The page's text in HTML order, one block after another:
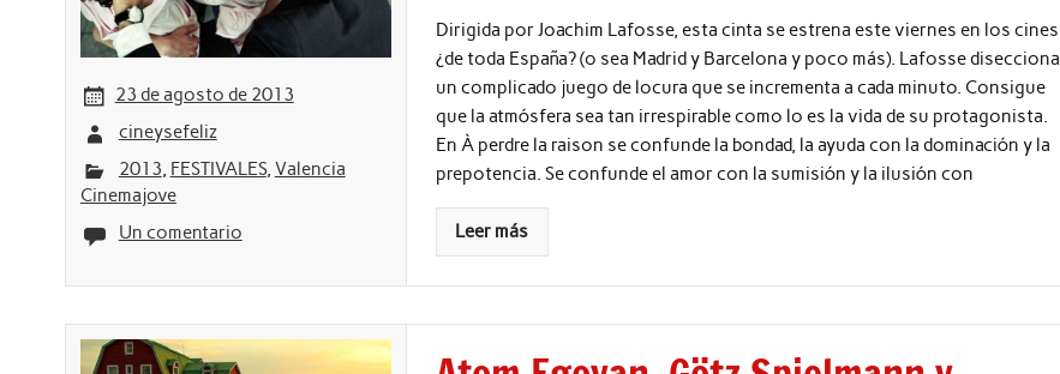
23 de agosto de 2013
cineysefeliz
2013, FESTIVALES, Valencia
Cinemajove
Un comentario
Dirigida por Joachim Lafosse, esta cinta se estrena este viernes en los cines
¿de toda España? (o sea Madrid y Barcelona y poco más). Lafosse disecciona
un complicado juego de locura que se incrementa a cada minuto. Consigue
que la atmósfera sea tan irrespirable como lo es la vida de su protagonista.
En À perdre la raison se confunde la bondad, la ayuda con la dominación y la
prepotencia. Se confunde el amor con la sumisión y la ilusión con
Leer más